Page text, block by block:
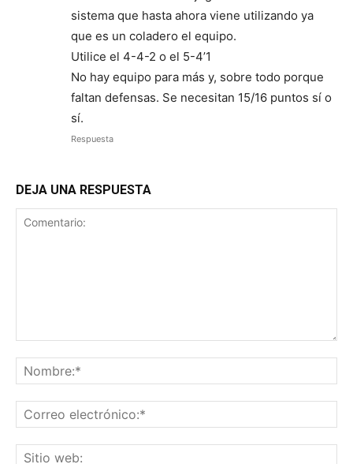
sistema que hasta ahora viene utilizando ya
que es un coladero el equipo.
Utilice el 4-4-2 o el 5-4’1
No hay equipo para más y, sobre todo porque
faltan defensas. Se necesitan 15/16 puntos sí o
sí.
Respuesta
DEJA UNA RESPUESTA